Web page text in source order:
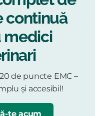
continuă
medici
de puncte EMC –
și accesibil!
te acum